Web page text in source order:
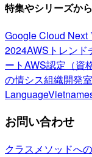
特集やシリーズか
Google Cloud Next
2024AWSトレンド
ートAWS認定（資
の情シス組織開発
Language
お問い合わせ
クラスメソッドへ